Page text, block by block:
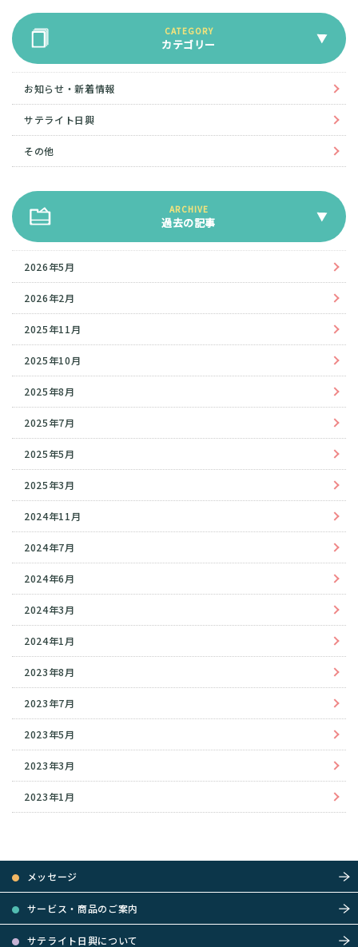
カテゴリー
お知らせ・新着情報
サテライト日興
その他
過去の記事
2026年5月
2026年2月
2025年11月
2025年10月
2025年8月
2025年7月
2025年5月
2025年3月
2024年11月
2024年7月
2024年6月
2024年3月
2024年1月
2023年8月
2023年7月
2023年5月
2023年3月
2023年1月
メッセージ
サービス・商品のご案内
サテライト日興について